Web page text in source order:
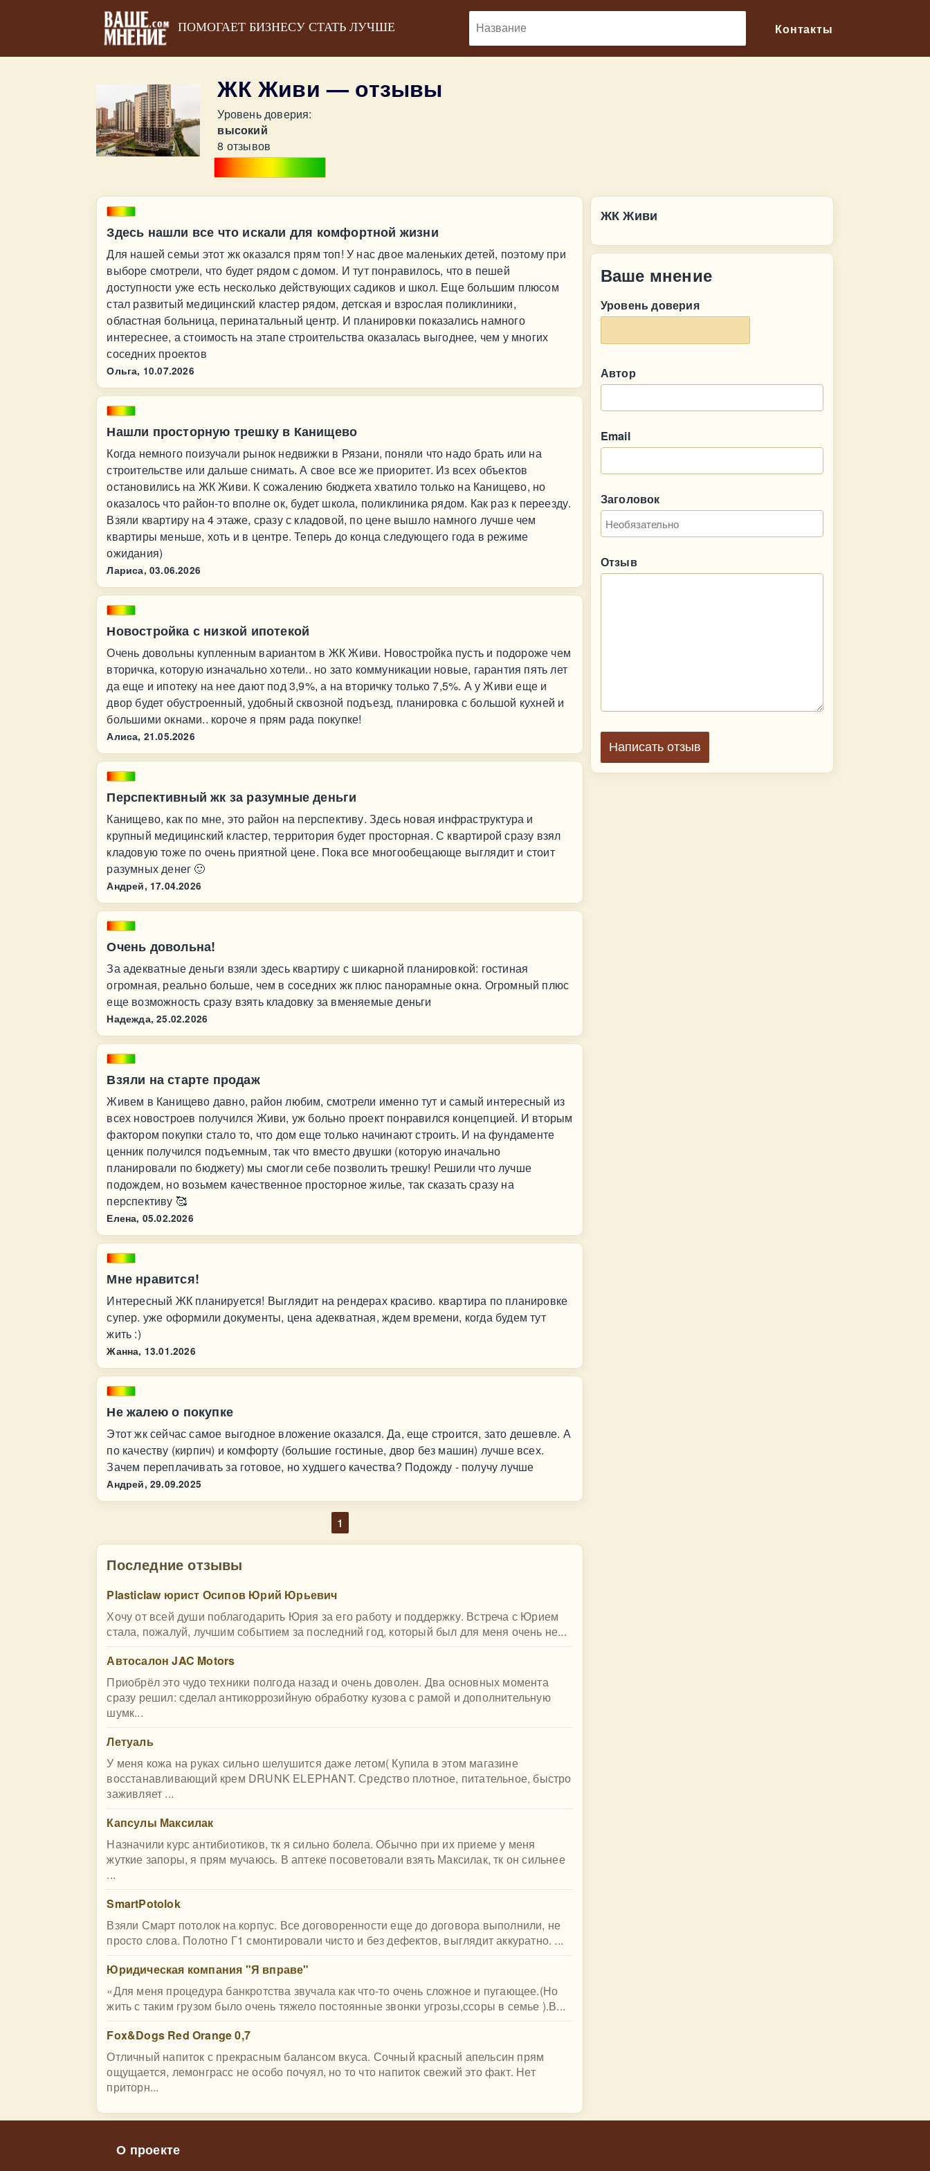
ПОМОГАЕТ БИЗНЕСУ СТАТЬ ЛУЧШЕ Контакты
ЖК Живи — отзывы
Уровень доверия:
высокий
8 отзывов
Здесь нашли все что искали для комфортной жизни
Для нашей семьи этот жк оказался прям топ! У нас двое маленьких детей, поэтому при
выборе смотрели, что будет рядом с домом. И тут понравилось, что в пешей
доступности уже есть несколько действующих садиков и школ. Еще большим плюсом
стал развитый медицинский кластер рядом, детская и взрослая поликлиники,
областная больница, перинатальный центр. И планировки показались намного
интереснее, а стоимость на этапе строительства оказалась выгоднее, чем у многих
соседних проектов
Ольга, 10.07.2026
Нашли просторную трешку в Канищево
Когда немного поизучали рынок недвижки в Рязани, поняли что надо брать или на
строительстве или дальше снимать. А свое все же приоритет. Из всех объектов
остановились на ЖК Живи. К сожалению бюджета хватило только на Канищево, но
оказалось что район-то вполне ок, будет школа, поликлиника рядом. Как раз к переезду.
Взяли квартиру на 4 этаже, сразу с кладовой, по цене вышло намного лучше чем
квартиры меньше, хоть и в центре. Теперь до конца следующего года в режиме
ожидания)
Лариса, 03.06.2026
Новостройка с низкой ипотекой
Очень довольны купленным вариантом в ЖК Живи. Новостройка пусть и подороже чем
вторичка, которую изначально хотели.. но зато коммуникации новые, гарантия пять лет
да еще и ипотеку на нее дают под 3,9%, а на вторичку только 7,5%. А у Живи еще и
двор будет обустроенный, удобный сквозной подъезд, планировка с большой кухней и
большими окнами.. короче я прям рада покупке!
Алиса, 21.05.2026
Перспективный жк за разумные деньги
Канищево, как по мне, это район на перспективу. Здесь новая инфраструктура и
крупный медицинский кластер, территория будет просторная. С квартирой сразу взял
кладовую тоже по очень приятной цене. Пока все многообещающе выглядит и стоит
разумных денег 🙂
Андрей, 17.04.2026
Очень довольна!
За адекватные деньги взяли здесь квартиру с шикарной планировкой: гостиная
огромная, реально больше, чем в соседних жк плюс панорамные окна. Огромный плюс
еще возможность сразу взять кладовку за вменяемые деньги
Надежда, 25.02.2026
Взяли на старте продаж
Живем в Канищево давно, район любим, смотрели именно тут и самый интересный из
всех новостроев получился Живи, уж больно проект понравился концепцией. И вторым
фактором покупки стало то, что дом еще только начинают строить. И на фундаменте
ценник получился подъемным, так что вместо двушки (которую иначально
планировали по бюджету) мы смогли себе позволить трешку! Решили что лучше
подождем, но возьмем качественное просторное жилье, так сказать сразу на
перспективу 🥰
Елена, 05.02.2026
Мне нравится!
Интересный ЖК планируется! Выглядит на рендерах красиво. квартира по планировке
супер. уже оформили документы, цена адекватная, ждем времени, когда будем тут
жить :)
Жанна, 13.01.2026
Не жалею о покупке
Этот жк сейчас самое выгодное вложение оказался. Да, еще строится, зато дешевле. А
по качеству (кирпич) и комфорту (большие гостиные, двор без машин) лучше всех.
Зачем переплачивать за готовое, но худшего качества? Подожду - получу лучше
Андрей, 29.09.2025
1
Последние отзывы
Plasticlaw юрист Осипов Юрий Юрьевич
Хочу от всей души поблагодарить Юрия за его работу и поддержку. Встреча с Юрием
стала, пожалуй, лучшим событием за последний год, который был для меня очень не...
Автосалон JAC Motors
Приобрёл это чудо техники полгода назад и очень доволен. Два основных момента
сразу решил: сделал антикоррозийную обработку кузова с рамой и дополнительную
шумк...
Летуаль
У меня кожа на руках сильно шелушится даже летом( Купила в этом магазине
восстанавливающий крем DRUNK ELEPHANT. Средство плотное, питательное, быстро
заживляет ...
Капсулы Максилак
Назначили курс антибиотиков, тк я сильно болела. Обычно при их приеме у меня
жуткие запоры, я прям мучаюсь. В аптеке посоветовали взять Максилак, тк он сильнее
...
SmartPotolok
Взяли Смарт потолок на корпус. Все договоренности еще до договора выполнили, не
просто слова. Полотно Г1 смонтировали чисто и без дефектов, выглядит аккуратно. ...
Юридическая компания "Я вправе"
«Для меня процедура банкротства звучала как что-то очень сложное и пугающее.(Но
жить с таким грузом было очень тяжело постоянные звонки угрозы,ссоры в семье ).В...
Fox&Dogs Red Orange 0,7
Отличный напиток с прекрасным балансом вкуса. Сочный красный апельсин прям
ощущается, лемонграсс не особо почуял, но то что напиток свежий это факт. Нет
приторн...
ЖК Живи
Ваше мнение
Уровень доверия
Автор
Email
Заголовок
Отзыв
Написать отзыв
О проекте